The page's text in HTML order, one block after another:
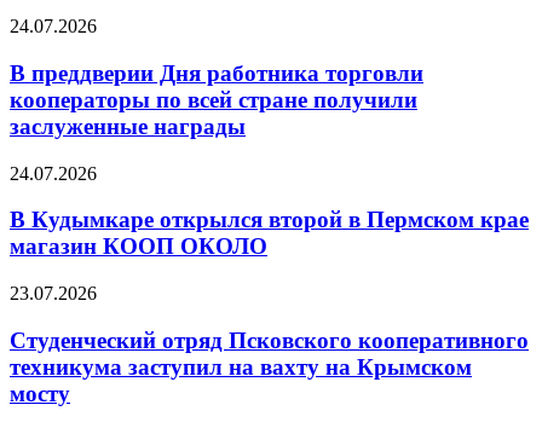
24.07.2026
В преддверии Дня работника торговли
кооператоры по всей стране получили
заслуженные награды
24.07.2026
В Кудымкаре открылся второй в Пермском крае
магазин КООП ОКОЛО
23.07.2026
Студенческий отряд Псковского кооперативного
техникума заступил на вахту на Крымском
мосту